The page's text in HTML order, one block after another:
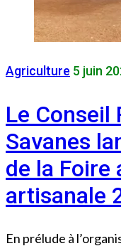
Agriculture 5 juin
Le Conseil
Savanes
de la Foire
artisanale
En prélude à